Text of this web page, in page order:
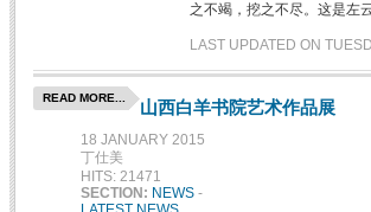
之不竭，挖之不尽。这是左
LAST UPDATED ON
READ MORE... 山西白羊书院艺术作品展
18 JANUARY 2015
丁仕美
HITS: 21471
SECTION: NEWS -